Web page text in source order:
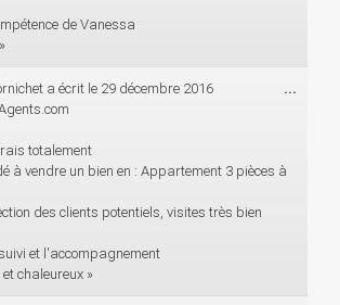
de Vanessa
a écrit le 29 décembre 2016
totalement
à vendre un bien en : Appartement 3 pièces à
des clients potentiels, visites très bien
et l'accompagnement
chaleureux »
...